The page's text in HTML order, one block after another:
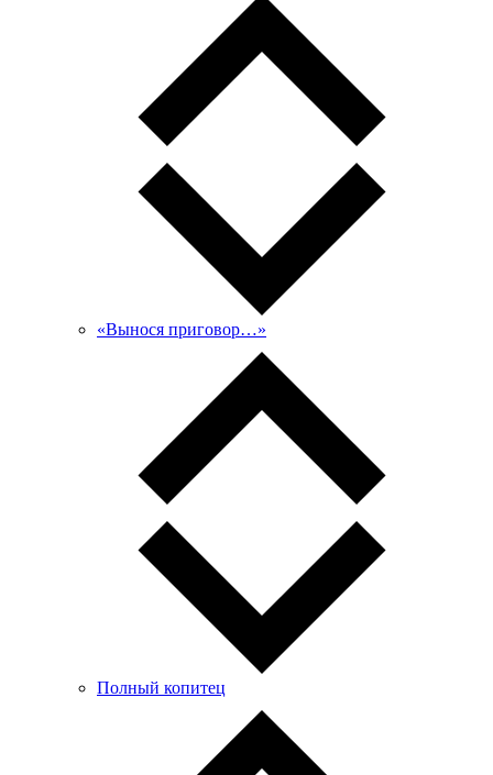
«Вынося приговор…»
Полный копитец